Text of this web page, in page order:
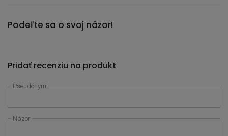
Podeľte sa o svoj názor!
Pridať recenziu na produkt
Pseudónym
Názor